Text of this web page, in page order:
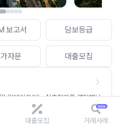
보고서 담보등급
자문 대출모집
업데이트되는 AI추정가를 경험해보
대출모집 거래사례